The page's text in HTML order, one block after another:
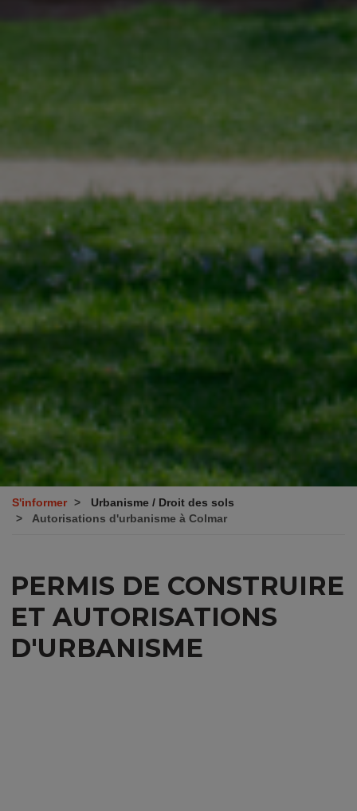
S'informer
Urbanisme / Droit des sols
Autorisations d'urbanisme à Colmar
PERMIS DE CONSTRUIRE
ET AUTORISATIONS
D'URBANISME